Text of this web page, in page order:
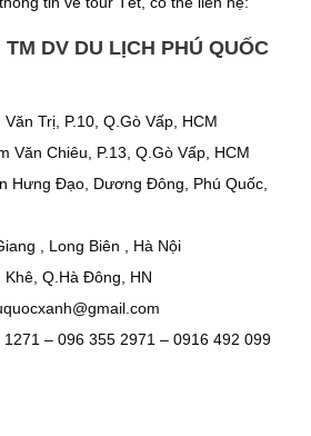
DV DU LỊCH PHÚ QUỐC
Trị, P.10, Q.Gò Vấp, HCM
Văn Chiêu, P.13, Q.Gò Vấp, HCM
Hưng Đạo, Dương Đông, Phú Quốc,
, Long Biên , Hà Nội
Q.Hà Đông, HN
1271 – 096 355 2971 – 0916 492 099